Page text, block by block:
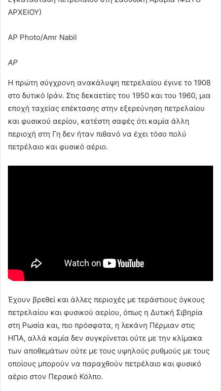
ΑΡΧΕΙΟΥ)
AP Photo/Amr Nabil
AP
Η πρώτη σύγχρονη ανακάλυψη πετρελαίου έγινε το 1908
στο δυτικό Ιράν. Στις δεκαετίες του 1950 και του 1960, μια
εποχή ταχείας επέκτασης στην εξερεύνηση πετρελαίου
και φυσικού αερίου, κατέστη σαφές ότι καμία άλλη
περιοχή στη Γη δεν ήταν πιθανό να έχει τόσο πολύ
πετρέλαιο και φυσικό αέριο.
Έχουν βρεθεί και άλλες περιοχές με τεράστιους όγκους
πετρελαίου και φυσικού αερίου, όπως η Δυτική Σιβηρία
στη Ρωσία και, πιο πρόσφατα, η λεκάνη Πέρμιαν στις
ΗΠΑ, αλλά καμία δεν συγκρίνεται ούτε με την κλίμακα
των αποθεμάτων ούτε με τους υψηλούς ρυθμούς με τους
οποίους μπορούν να παραχθούν πετρέλαιο και φυσικό
αέριο στον Περσικό Κόλπο.